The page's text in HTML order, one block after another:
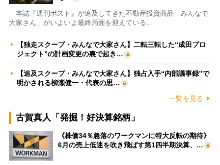
本誌『週刊ポスト』が追及してきた不動産投資商品「みんなで
大家さん」がいよいよ最終局面を迎えている…
【独走スクープ・みんなで大家さん】二転三転した“成田プロ
ジェクト”の計画変更の裏で起き…
【追及スクープ・みんなで大家さん】独占入手“内部議事録”で
明かされる柳瀬健一・代表の思…
一覧を見る
古賀真人「発掘！好決算銘柄」
《株価34％急落のワークマンに特大反転の期待》
6月の売上低迷を吹き飛ばす第1四半期決算、…